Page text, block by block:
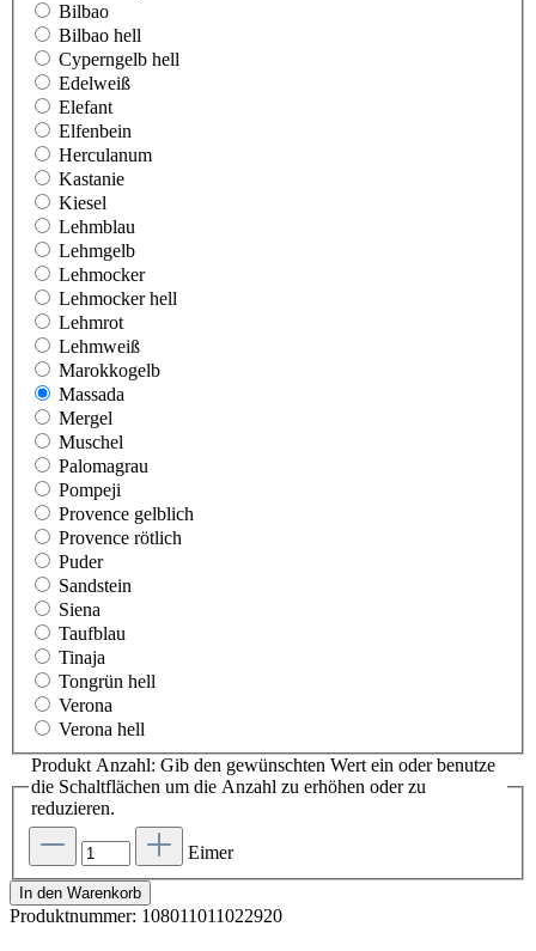
Bilbao
Bilbao hell
Cyperngelb hell
Edelweiß
Elefant
Elfenbein
Herculanum
Kastanie
Kiesel
Lehmblau
Lehmgelb
Lehmocker
Lehmocker hell
Lehmrot
Lehmweiß
Marokkogelb
Massada
Mergel
Muschel
Palomagrau
Pompeji
Provence gelblich
Provence rötlich
Puder
Sandstein
Siena
Taufblau
Tinaja
Tongrün hell
Verona
Verona hell
Produkt Anzahl: Gib den gewünschten Wert ein oder benutze
die Schaltflächen um die Anzahl zu erhöhen oder zu
reduzieren.
Eimer
In den Warenkorb
Produktnummer: 108011011022920